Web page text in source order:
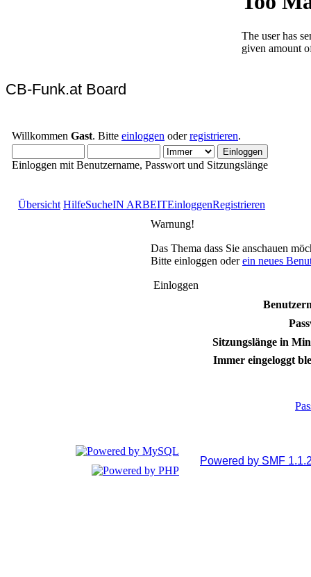
CB-Funk.at Board
Willkommen Gast. Bitte einloggen oderregistrieren.
Einloggen mit Benutzername, Passwort und Sitzungslänge
Übersicht HilfeSucheIN ARBEITEinloggenRegistrieren
Warnung!
Das Thema dass Sie anschauen
Bitte einloggen oderein neues
Einloggen
Sitzungslänge in
Immer eingeloggt
Powered by SMF